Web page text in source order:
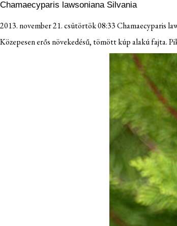
Chamaecyparis lawsoniana Silvania
2013. november 21. csütörtök 08:33Chamaecyparis
Közepesen erős növekedésű, tömött kúp alakú fajta.